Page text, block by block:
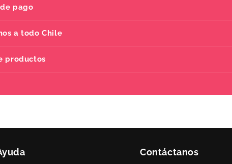
pago
a todo Chile
productos
Contáctanos